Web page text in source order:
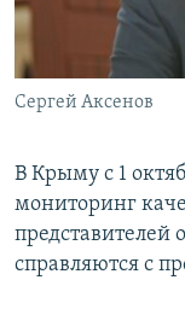
ПОБЕДИТЕЛЕЙ НЕ
ELIFBE
ПРИСОЕДИНЯЙТЕСЬ!
Все сайты
Сергей Аксенов
В Крыму с 1
мониторинг
представителей
справляются с